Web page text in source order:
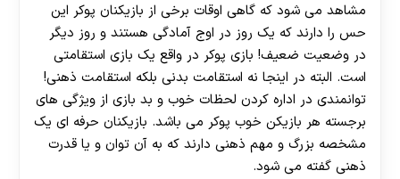
مشاهد می شود که گاهی اوقات برخی از بازیکنان پوکر این
حس را دارند که یک روز در اوج آمادگی هستند و روز دیگر
در وضعیت ضعیف! بازی پوکر در واقع یک بازی استقامتی
است. البته در اینجا نه استقامت بدنی بلکه استقامت ذهنی!
توانمندی در اداره کردن لحظات خوب و بد بازی از ویژگی های
برجسته هر بازیکن خوب پوکر می باشد. بازیکنان حرفه ای یک
مشخصه بزرگ و مهم ذهنی دارند که به آن توان و یا قدرت
ذهنی گفته می شود.